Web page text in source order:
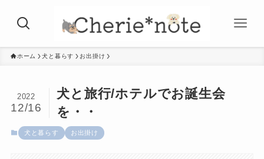
ホーム 犬と暮らす お出掛け
犬と旅行/ホテルでお誕生会
を・・
2022
12/16
犬と暮らす お出掛け